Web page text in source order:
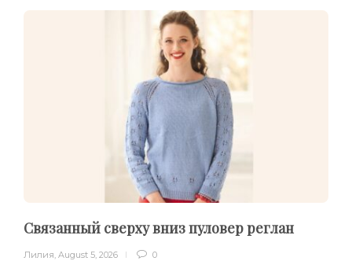
Связанный сверху вниз пуловер реглан
Лилия, August 5, 2026 0